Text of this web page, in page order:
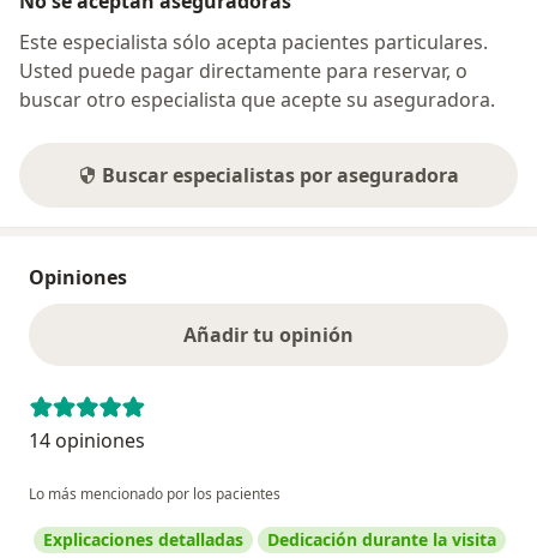
Este especialista sólo acepta pacientes particulares.
Usted puede pagar directamente para reservar, o
buscar otro especialista que acepte su aseguradora.
Buscar especialistas por aseguradora
Opiniones
Añadir tu opinión
14 opiniones
Lo más mencionado por los pacientes
Explicaciones detalladas Dedicación durante la visita